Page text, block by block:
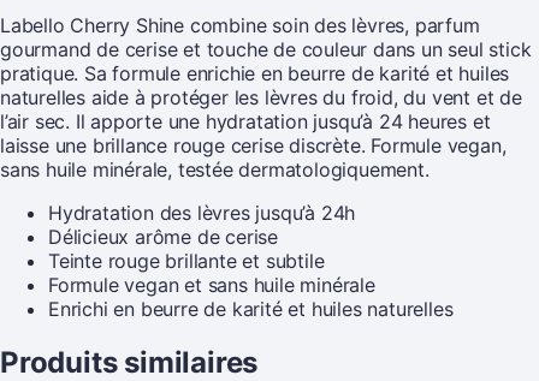
Labello Cherry Shine combine soin des lèvres, parfum
gourmand de cerise et touche de couleur dans un seul stick
pratique. Sa formule enrichie en beurre de karité et huiles
naturelles aide à protéger les lèvres du froid, du vent et de
l’air sec. Il apporte une hydratation jusqu’à 24 heures et
laisse une brillance rouge cerise discrète. Formule vegan,
sans huile minérale, testée dermatologiquement.
Hydratation des lèvres jusqu’à 24h
Délicieux arôme de cerise
Teinte rouge brillante et subtile
Formule vegan et sans huile minérale
Enrichi en beurre de karité et huiles naturelles
Produits similaires